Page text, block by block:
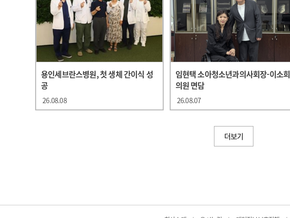
용인세브란스병원, 첫 생체 간이식 성
공
26.08.08
임현택 소아청소년과의사회장-이소희
의원 면담
26.08.07
더보기